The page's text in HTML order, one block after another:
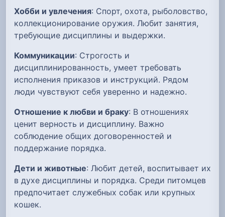
Хобби и увлечения: Спорт, охота, рыболовство,
коллекционирование оружия. Любит занятия,
требующие дисциплины и выдержки.
Коммуникации: Строгость и
дисциплинированность, умеет требовать
исполнения приказов и инструкций. Рядом
люди чувствуют себя уверенно и надежно.
Отношение к любви и браку: В отношениях
ценит верность и дисциплину. Важно
соблюдение общих договоренностей и
поддержание порядка.
Дети и животные: Любит детей, воспитывает их
в духе дисциплины и порядка. Среди питомцев
предпочитает служебных собак или крупных
кошек.